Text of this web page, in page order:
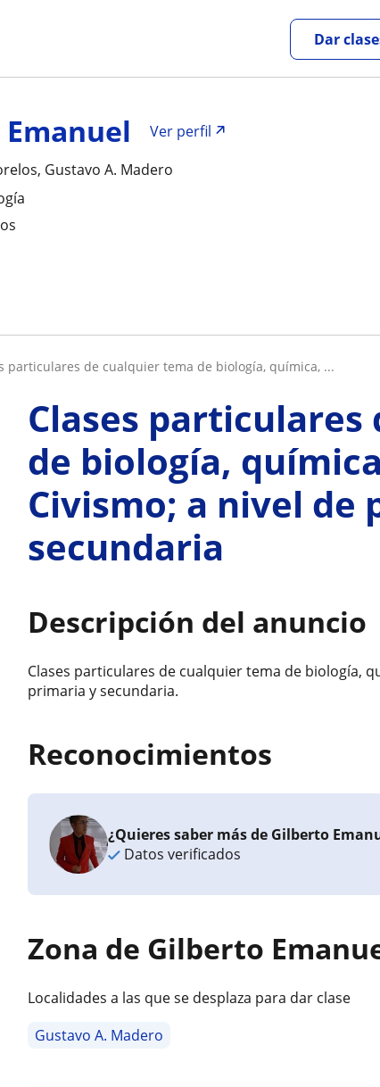
Dar
Ver perfil
Gustavo A. Madero
particulares de cualquier tema de biología, química, ...
Clases
de biología,
Civismo; a nivel de
secundaria
Descripción del anuncio
Clases particulares de cualquier tema de biología,
primaria y secundaria.
Reconocimientos
¿Quieres saber más de Gilberto
Datos verificados
Zona de Gilberto
Localidades a las que se desplaza para dar clase
Gustavo A. Madero